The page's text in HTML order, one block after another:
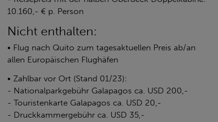
10.160,- € p. Person
Nicht enthalten:
• Flug nach Quito zum tagesaktuellen Preis ab/an
allen Europäischen Flughäfen
• Zahlbar vor Ort (Stand 01/23):
- Nationalparkgebühr Galapagos ca. USD 200,-
- Touristenkarte Galapagos ca. USD 20,-
- Druckkammergebühr ca. USD 35,-